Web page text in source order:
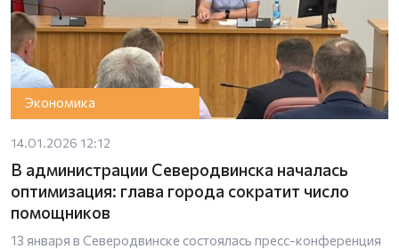
Экономика
14.01.2026 12:12
В администрации Северодвинска началась
оптимизация: глава города сократит число
помощников
13 января в Северодвинске состоялась пресс-конференция